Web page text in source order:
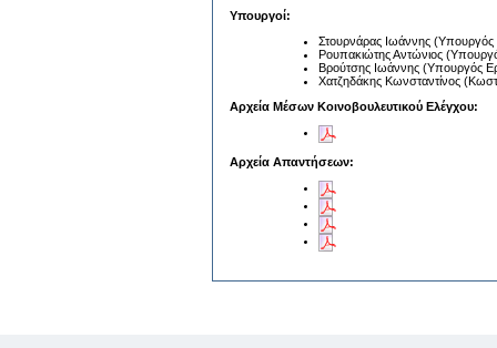
Υπουργοί:
Στουρνάρας Ιωάννης (Υπουργός
Ρουπακιώτης Αντώνιος
Βρούτσης Ιωάννης (Υπουργός
Χατζηδάκης Κωνσταντίνος
Αρχεία Μέσων Κοινοβουλευτικού Ελέγχου:
Αρχεία Απαντήσεων: